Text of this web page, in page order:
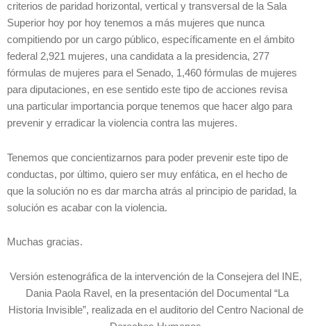
criterios de paridad horizontal, vertical y transversal de la Sala
Superior hoy por hoy tenemos a más mujeres que nunca
compitiendo por un cargo público, específicamente en el ámbito
federal 2,921 mujeres, una candidata a la presidencia, 277
fórmulas de mujeres para el Senado, 1,460 fórmulas de mujeres
para diputaciones, en ese sentido este tipo de acciones revisa
una particular importancia porque tenemos que hacer algo para
prevenir y erradicar la violencia contra las mujeres.
Tenemos que concientizarnos para poder prevenir este tipo de
conductas, por último, quiero ser muy enfática, en el hecho de
que la solución no es dar marcha atrás al principio de paridad, la
solución es acabar con la violencia.
Muchas gracias.
Versión estenográfica de la intervención de la Consejera del INE,
Dania Paola Ravel, en la presentación del Documental “La
Historia Invisible”, realizada en el auditorio del Centro Nacional de